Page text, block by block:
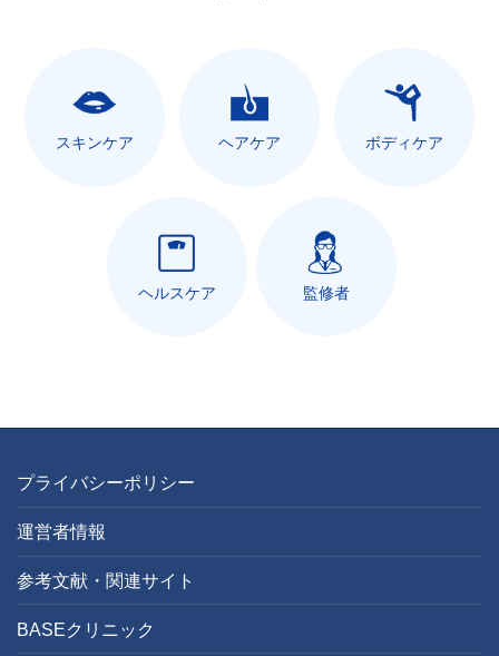
スキンケア ヘアケア ボディケア
ヘルスケア 監修者
プライバシーポリシー
運営者情報
参考文献・関連サイト
BASEクリニック